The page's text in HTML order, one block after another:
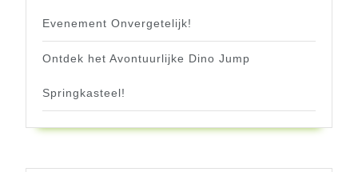
Evenement Onvergetelijk!
Ontdek het Avontuurlijke Dino Jump
Springkasteel!